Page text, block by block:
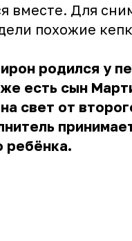
вместе. Для
похожие
родился у
есть сын
свет от
ребёнка.